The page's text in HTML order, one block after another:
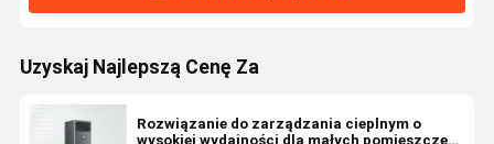
Uzyskaj Najlepszą Cenę Za
Rozwiązanie do zarządzania cieplnym o
wysokiej wydajności dla małych pomieszczeń